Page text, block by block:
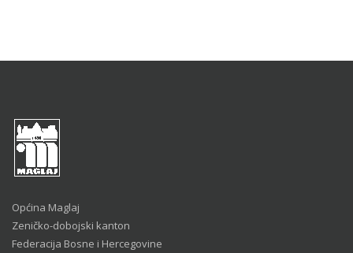
Općina Maglaj
Zeničko-dobojski kanton
Federacija Bosne i Hercegovine